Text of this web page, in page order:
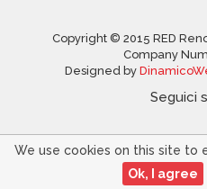
We use cookies on this site to
Ok, I agree
Copyright © 2015 RED
Company
Designed by
Seguici